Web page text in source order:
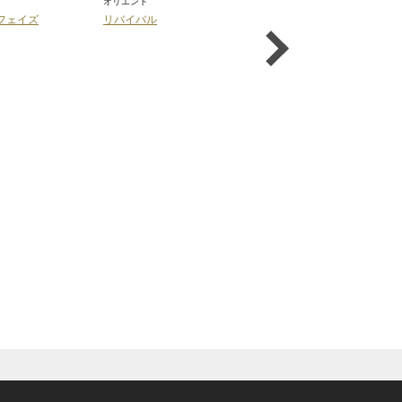
ェイズ リバイバル